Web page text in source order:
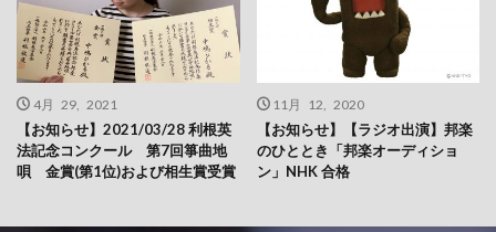
4月 29, 2021
【お知らせ】2021/03/28 利根英
法記念コンクール 第7回箏曲地
唄 金賞(第1位)および相生賞受賞
11月 12, 2020
【お知らせ】【ラジオ出演】邦楽
のひととき「邦楽オーディショ
ン」NHK 合格